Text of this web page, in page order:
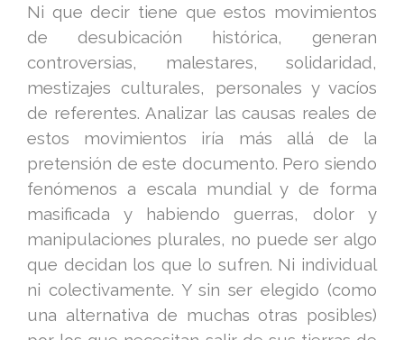
Ni que decir tiene que estos movimientos
de desubicación histórica, generan
controversias, malestares, solidaridad,
mestizajes culturales, personales y vacíos
de referentes. Analizar las causas reales de
estos movimientos iría más allá de la
pretensión de este documento. Pero siendo
fenómenos a escala mundial y de forma
masificada y habiendo guerras, dolor y
manipulaciones plurales, no puede ser algo
que decidan los que lo sufren. Ni individual
ni colectivamente. Y sin ser elegido (como
una alternativa de muchas otras posibles)